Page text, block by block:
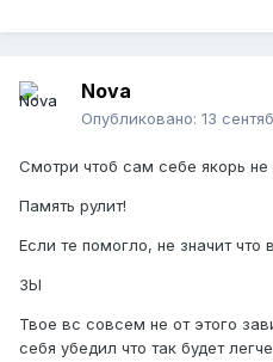
Nova
Опубликовано: 13
Смотри чтоб сам себе якорь не
Память рулит!
Если те помогло, не значит
ЗЫ
Твое вс совсем не от этого
себя убедил что так будет